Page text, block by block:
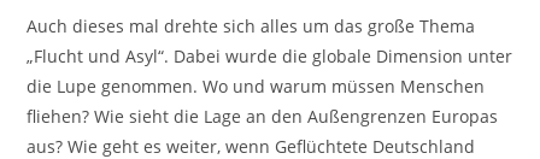
Auch dieses mal drehte sich alles um das große Thema
„Flucht und Asyl“. Dabei wurde die globale Dimension unter
die Lupe genommen. Wo und warum müssen Menschen
fliehen? Wie sieht die Lage an den Außengrenzen Europas
aus? Wie geht es weiter, wenn Geflüchtete Deutschland